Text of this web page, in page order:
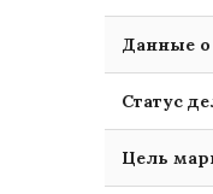
Данные о
Статус
Цель